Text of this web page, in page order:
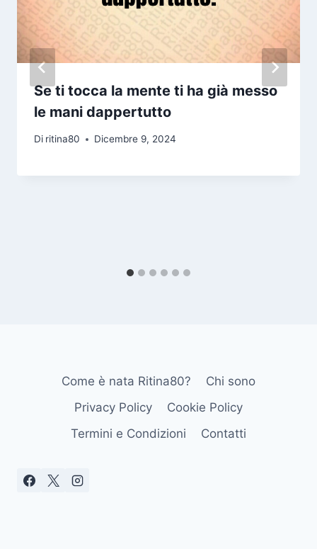
Se ti tocca la mente ti ha già messo
le mani dappertutto
Di ritina80 Dicembre 9, 2024
Come è nata Ritina80?
Chi sono
Privacy Policy
Cookie Policy
Termini e Condizioni
Contatti